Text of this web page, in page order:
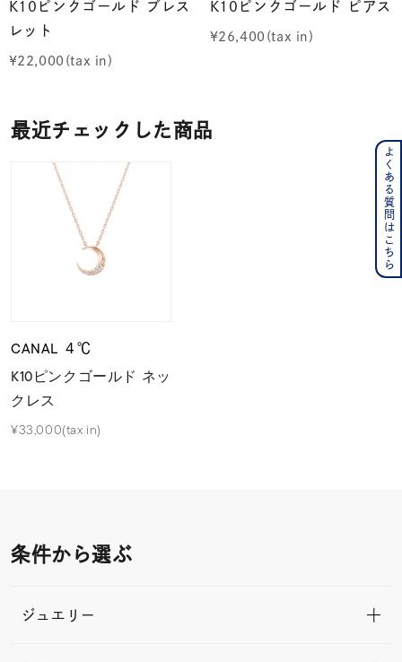
K10ピンクゴールド ブレス
レット
¥22,000
K10ピンクゴールド ピアス
¥26,400
最近チェックした商品
CANAL ４℃
K10ピンクゴールド ネッ
クレス
¥33,000(tax in)
条件から選ぶ
ジュエリー
よくある質問はこちら